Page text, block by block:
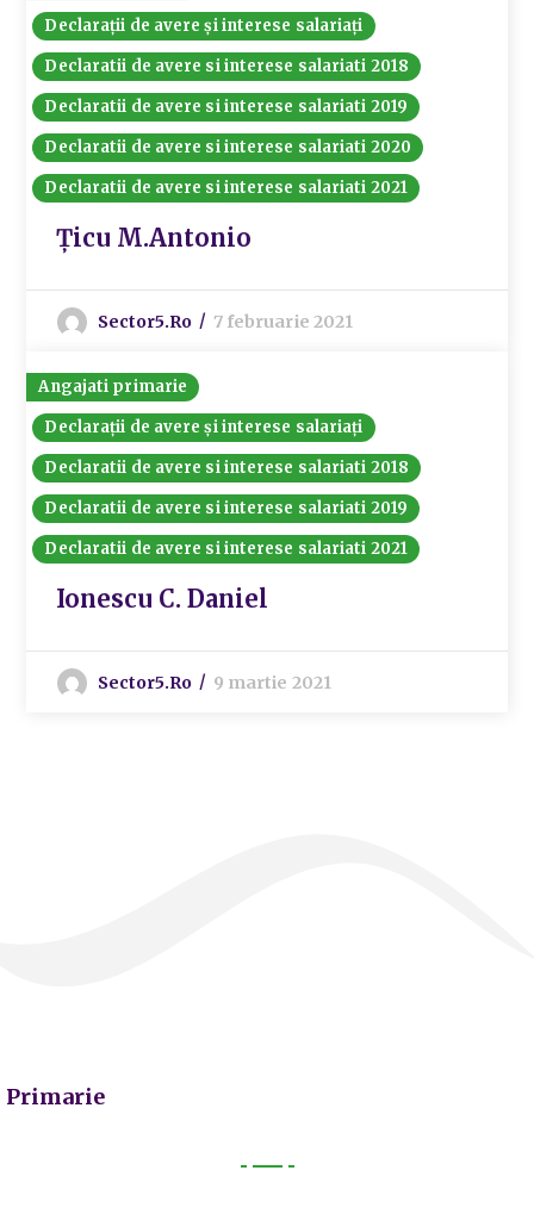
Declarații de avere și interese salariați
Declaratii de avere si interese salariati 2018
Declaratii de avere si interese salariati 2019
Declaratii de avere si interese salariati 2020
Declaratii de avere si interese salariati 2021
Țicu M.Antonio
Sector5.ro 7 februarie 2021
Angajati primarie
Declarații de avere și interese salariați
Declaratii de avere si interese salariati 2018
Declaratii de avere si interese salariati 2019
Declaratii de avere si interese salariati 2021
Ionescu C. Daniel
Sector5.ro 9 martie 2021
Primarie